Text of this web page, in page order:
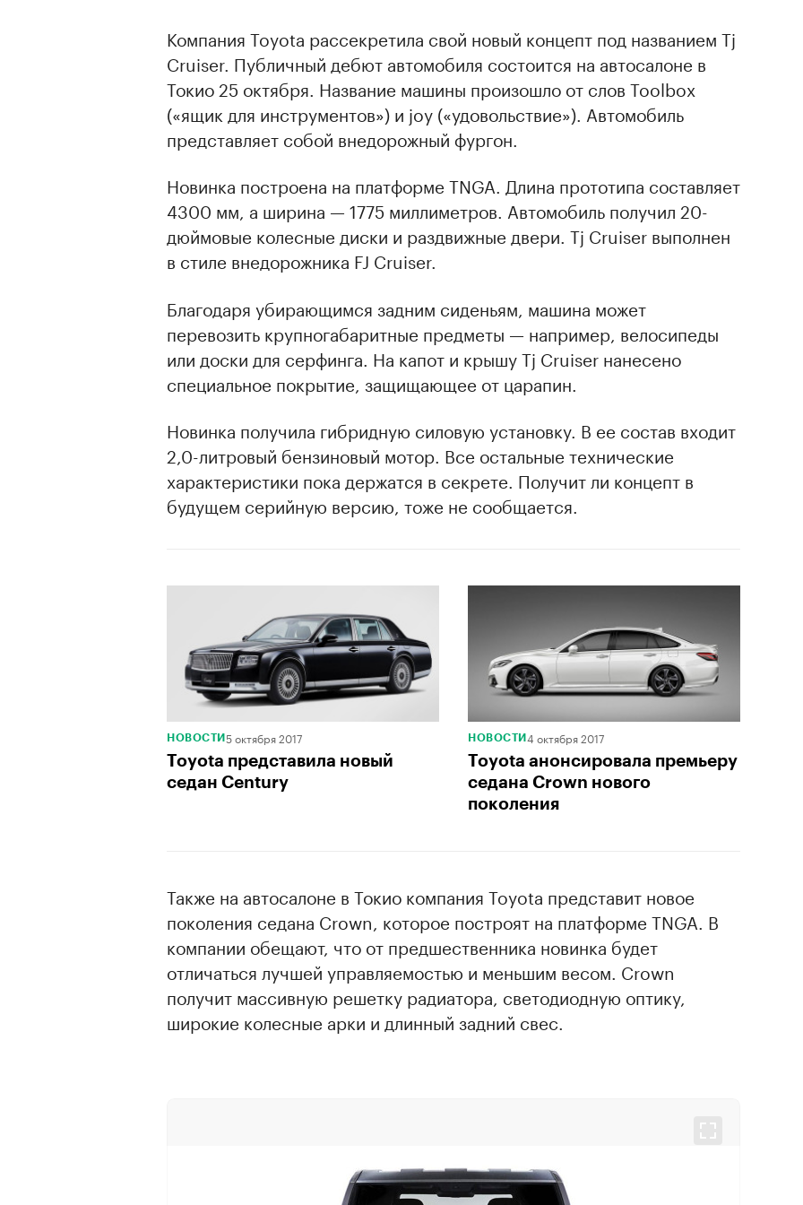
Компания Toyota рассекретила свой новый концепт под названием Tj
Cruiser. Публичный дебют автомобиля состоится на автосалоне в
Токио 25 октября. Название машины произошло от слов Toolbox
(«ящик для инструментов») и joy («удовольствие»). Автомобиль
представляет собой внедорожный фургон.
Новинка построена на платформе TNGA. Длина прототипа составляет
4300 мм, а ширина — 1775 миллиметров. Автомобиль получил 20-
дюймовые колесные диски и раздвижные двери. Tj Cruiser выполнен
в стиле внедорожника FJ Cruiser.
Благодаря убирающимся задним сиденьям, машина может
перевозить крупногабаритные предметы — например, велосипеды
или доски для серфинга. На капот и крышу Tj Cruiser нанесено
специальное покрытие, защищающее от царапин.
Новинка получила гибридную силовую установку. В ее состав входит
2,0-литровый бензиновый мотор. Все остальные технические
характеристики пока держатся в секрете. Получит ли концепт в
будущем серийную версию, тоже не сообщается.
НОВОСТИ 5 октября 2017
Toyota представила новый
седан Century
НОВОСТИ 4 октября 2017
Toyota анонсировала премьеру
седана Crown нового
поколения
Также на автосалоне в Токио компания Toyota представит новое
поколения седана Crown, которое построят на платформе TNGA. В
компании обещают, что от предшественника новинка будет
отличаться лучшей управляемостью и меньшим весом. Crown
получит массивную решетку радиатора, светодиодную оптику,
широкие колесные арки и длинный задний свес.